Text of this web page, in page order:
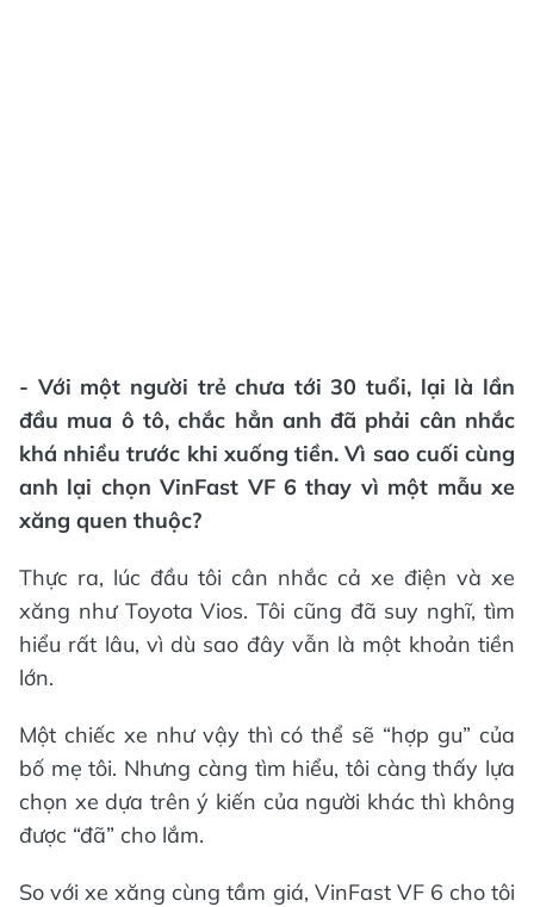
- Với một người trẻ chưa tới 30 tuổi, lại là lần
đầu mua ô tô, chắc hẳn anh đã phải cân nhắc
khá nhiều trước khi xuống tiền. Vì sao cuối cùng
anh lại chọn VinFast VF 6 thay vì một mẫu xe
xăng quen thuộc?
Thực ra, lúc đầu tôi cân nhắc cả xe điện và xe
xăng như Toyota Vios. Tôi cũng đã suy nghĩ, tìm
hiểu rất lâu, vì dù sao đây vẫn là một khoản tiền
lớn.
Một chiếc xe như vậy thì có thể sẽ “hợp gu” của
bố mẹ tôi. Nhưng càng tìm hiểu, tôi càng thấy lựa
chọn xe dựa trên ý kiến của người khác thì không
được “đã” cho lắm.
So với xe xăng cùng tầm giá, VinFast VF 6 cho tôi